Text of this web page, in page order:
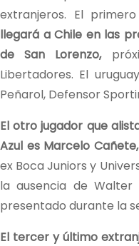
extranjeros. El
llegará a Chile en las
de San Lorenzo,
Libertadores. El
Peñarol, Defensor
El otro jugador que
Azul es Marcelo
ex Boca Juniors y
la ausencia de
presentado durante la
El tercer y último